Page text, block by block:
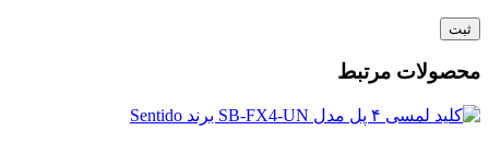
محصولات مرتبط